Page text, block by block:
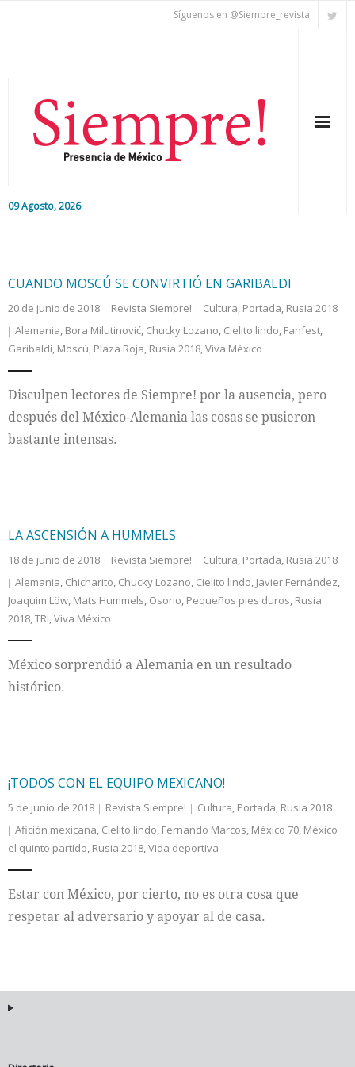
Síguenos en @Siempre_revista
09 Agosto, 2026
Nacional
Colaboradores
Internacional
Cultura
CUANDO MOSCÚ SE CONVIRTIÓ EN GARIBALDI
20 de junio de 2018 Revista Siempre! Cultura, Portada, Rusia 2018
Alemania, Bora Milutinović, Chucky Lozano, Cielito lindo, Fanfest,
Garibaldi, Moscú, Plaza Roja, Rusia 2018,Viva México
Disculpen lectores de Siempre! por la ausencia, pero
después del México-Alemania las cosas se pusieron
bastante intensas.
LA ASCENSIÓN A HUMMELS
18 de junio de 2018 Revista Siempre! Cultura, Portada, Rusia 2018
Alemania, Chicharito, Chucky Lozano, Cielito lindo, Javier Fernández,
Joaquim Löw, Mats Hummels, Osorio, Pequeños pies duros, Rusia
2018,TRI,Viva México
México sorprendió a Alemania en un resultado
histórico.
¡TODOS CON EL EQUIPO MEXICANO!
5 de junio de 2018 Revista Siempre! Cultura, Portada, Rusia 2018
Afición mexicana, Cielito lindo, Fernando Marcos, México 70, México
el quinto partido, Rusia 2018,Vida deportiva
Estar con México, por cierto, no es otra cosa que
respetar al adversario y apoyar al de casa.